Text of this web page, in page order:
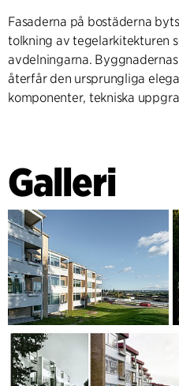
Fasaderna på bostäderna
tolkning av tegelarkitekturen
avdelningarna.
återfår den ursprungliga
komponenter, tekniska
En del av avdelningarna
boendekvaliteter. Därför
med mer robusta material, så
Bland annat används
byggnaderna i avdelningarna.
På så sätt ligger projektet i
renovering och förbättrad
och hålla långt in i framtiden.
Galleri